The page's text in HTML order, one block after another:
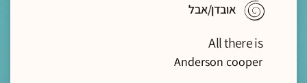
אובדן/אבל
All there is
Anderson cooper